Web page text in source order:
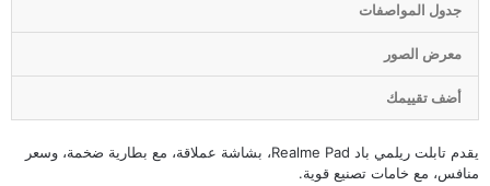
جدول المواصفات
معرض الصور
أضف تقييمك
يقدم تابلت ريلمي باد Realme Pad، بشاشة عملاقة، مع بطارية ضخمة، وسعر
منافس، مع خامات تصنيع قوية.